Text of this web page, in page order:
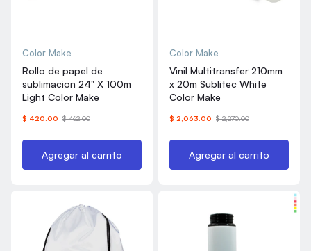
Color Make
Rollo de papel de
sublimacion 24" X 100m
Light Color Make
$ 420.00 $ 462.00
Agregar al carrito
Color Make
Vinil Multitransfer 210mm
x 20m Sublitec White
Color Make
$ 2,063.00 $ 2,270.00
Agregar al carrito